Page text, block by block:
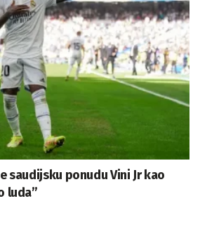
saudijsku ponudu Vini Jr kao
luda”